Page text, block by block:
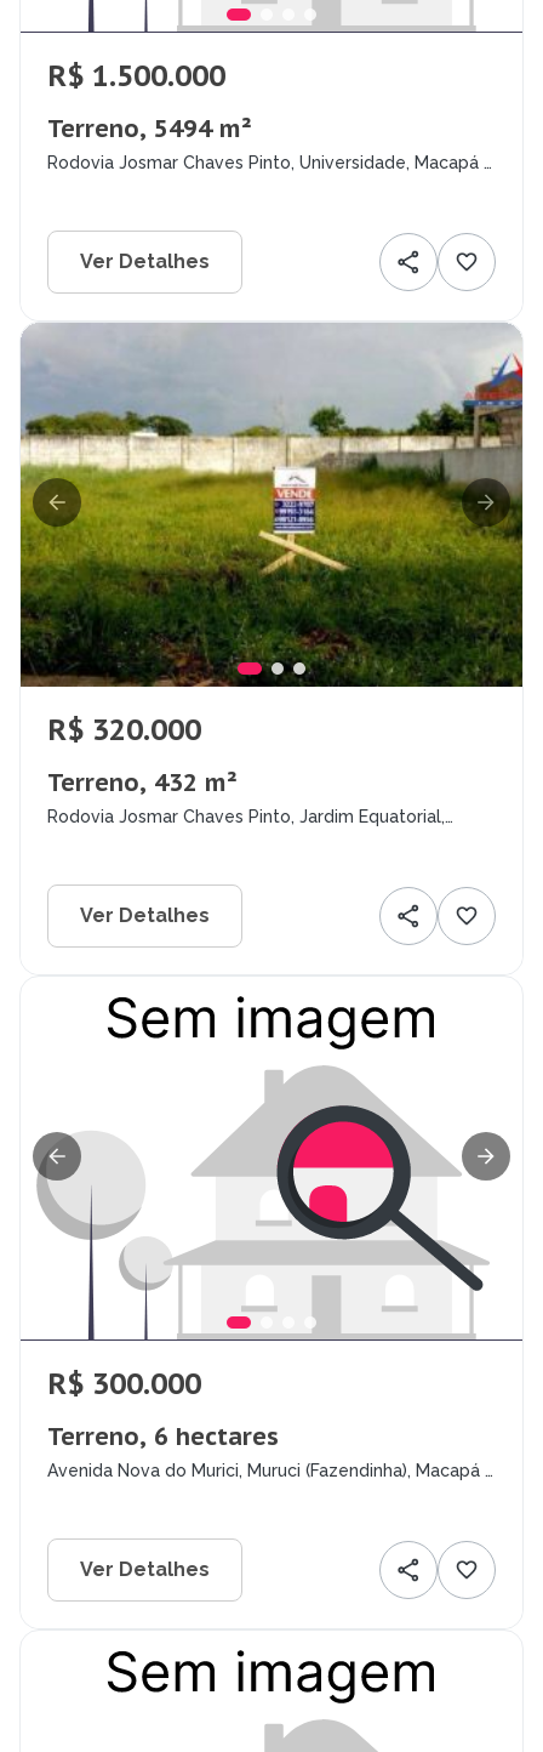
R$ 1.500.000
Terreno, 5494 m²
Rodovia Josmar Chaves Pinto, Universidade, Macapá -
Ver Detalhes
R$ 320.000
Terreno, 432 m²
Rodovia Josmar Chaves Pinto, Jardim Equatorial,
Ver Detalhes
R$ 300.000
Terreno, 6 hectares
Avenida Nova do Murici, Muruci (Fazendinha), Macapá -
Ver Detalhes